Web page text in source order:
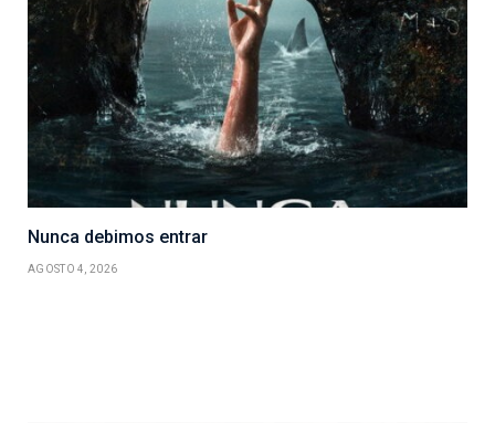
Nunca debimos entrar
AGOSTO 4, 2026